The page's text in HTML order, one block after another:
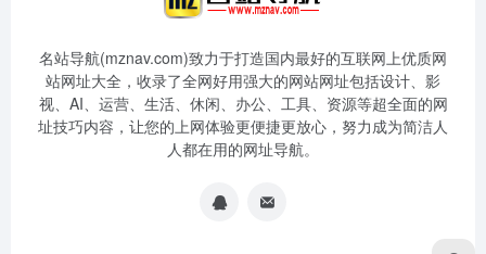
名站导航(mznav.com)致力于打造国内最好的互联网上优质网
站网址大全，收录了全网好用强大的网站网址包括设计、影
视、AI、运营、生活、休闲、办公、工具、资源等超全面的网
址技巧内容，让您的上网体验更便捷更放心，努力成为简洁人
人都在用的网址导航。